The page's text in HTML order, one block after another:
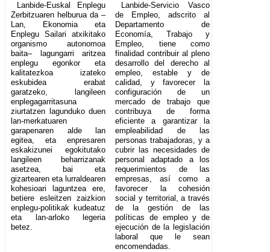
Lanbide-Euskal Enplegu
Zerbitzuaren helburua da –
Lan, Ekonomia eta
Enplegu Sailari atxikitako
organismo autonomoa
baita– lagungarri aritzea
enplegu egonkor eta
kalitatezkoa izateko
eskubidea erabat
garatzeko, langileen
enplegagarritasuna
ziurtatzen lagunduko duen
lan-merkatuaren
garapenaren alde lan
egitea, eta enpresaren
eskakizunei egokitutako
langileen beharrizanak
asetzea, bai eta
gizartearen eta lurraldearen
kohesioari laguntzea ere,
betiere esleitzen zaizkion
enplegu-politikak kudeatuz
eta lan-arloko legeria
betez.
Lanbide-Servicio Vasco
de Empleo, adscrito al
Departamento de
Economía, Trabajo y
Empleo, tiene como
finalidad contribuir al pleno
desarrollo del derecho al
empleo, estable y de
calidad, y favorecer la
configuración de un
mercado de trabajo que
contribuya de forma
eficiente a garantizar la
empleabilidad de las
personas trabajadoras, y a
cubrir las necesidades de
personal adaptado a los
requerimientos de las
empresas, así como a
favorecer la cohesión
social y territorial, a través
de la gestión de las
políticas de empleo y de
ejecución de la legislación
laboral que le sean
encomendadas.